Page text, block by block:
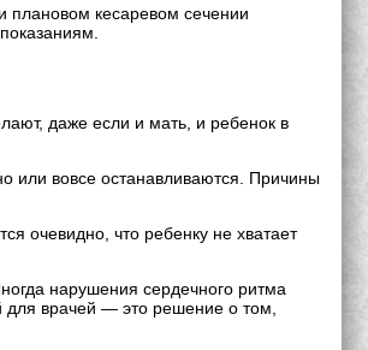
плановом кесаревом сечении
даже если и мать, и ребенок в
или вовсе останавливаются. Причины
очевидно, что ребенку не хватает
нарушения сердечного ритма
для врачей — это решение о том,